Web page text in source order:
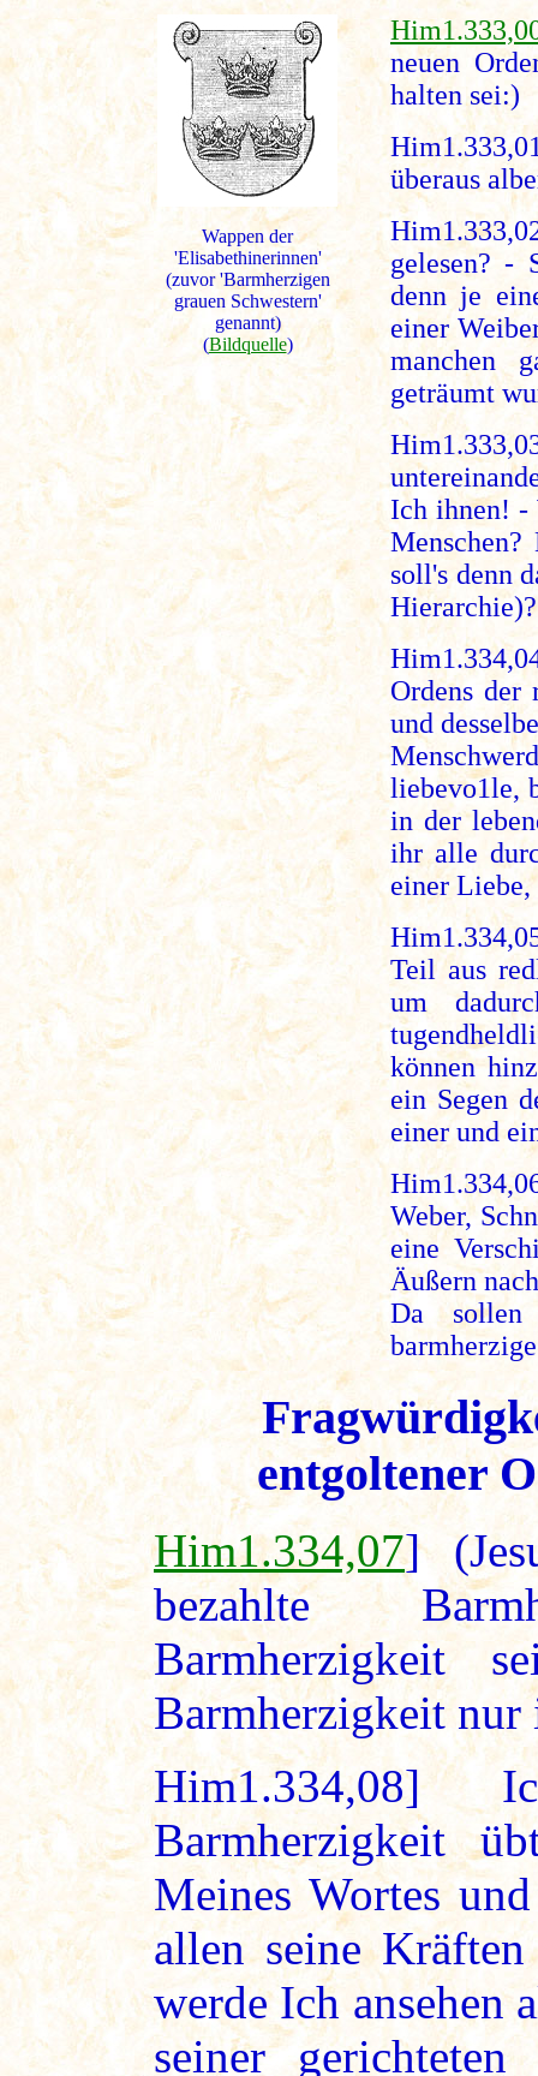
Wappen der
'Elisabethinerinnen'
(zuvor 'Barmherzigen
grauen Schwestern'
genannt)
(Bildquelle)
neuen
halten sei:)
überaus
gelesen? -
denn je
einer
manchen
geträumt
Ich ihnen! -
soll's denn
Hierarchie)?
Ordens
und
liebevo1le,
in der
ihr alle
einer Liebe,
Teil aus
um
können
ein Segen
einer und
Weber,
eine
Äußern
Da sollen
entgoltener
Him1.334,07]
bezahlte
Barmherzigkeit
Barmherzigkeit nur
Barmherzigkeit
Meines Wortes
allen seine
werde Ich ansehen
seiner